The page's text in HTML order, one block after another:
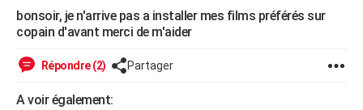
Essais
Réserver un essai
Citadines
Berlines
SUV
Forum auto
+HIGH-TECH
Mobiles
Meilleur smartphone
Internet
Ordinateurs
Jeux vidéo
Guide high-tech
BRICOLAGE
WEEK-END
bonsoir, je n'arrive pas a installer mes films préférés sur
copain d'avant merci de m'aider
Répondre (2) Partager
A voir également: